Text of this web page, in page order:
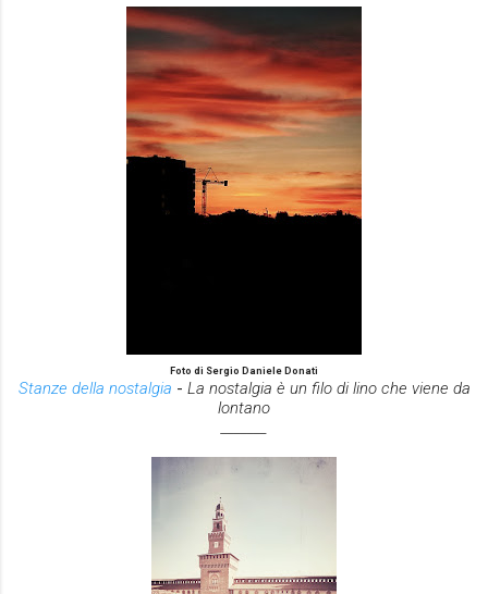
Foto di Sergio Daniele Donati
Stanze della nostalgia - La nostalgia è un filo di lino che viene da
lontano